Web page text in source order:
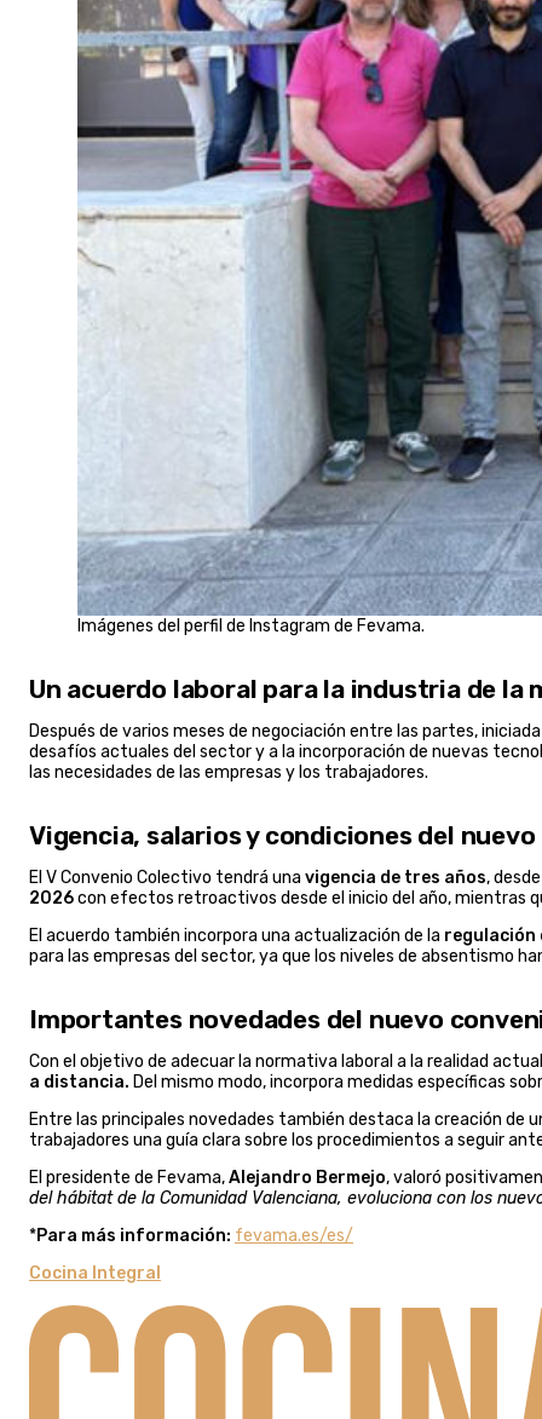
Imágenes del perfil de Instagram de Fevama.
Un acuerdo laboral para la industria de la
Después de varios meses de negociación entre las partes,
desafíos actuales del sector y a la incorporación de nuevas
las necesidades de las empresas y los trabajadores.
Vigencia, salarios y condiciones del
El V Convenio Colectivo tendrá una vigencia de tres años,
2026con efectos retroactivos desde el inicio del año, mientras
El acuerdo también incorpora una actualización de la regulación
para las empresas del sector, ya que los niveles de absentismo
Importantes novedades del nuevo
Con el objetivo de adecuar la normativa laboral a la realidad
a distancia. Del mismo modo, incorpora medidas específicas
Entre las principales novedades también destaca la creación de
trabajadores una guía clara sobre los procedimientos a seguir
El presidente de Fevama,Alejandro Bermejo, valoró
del hábitat de la Comunidad Valenciana, evoluciona con los
*Para más información: fevama.es/es/
Cocina Integral